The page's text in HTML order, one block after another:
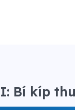
Bí kíp